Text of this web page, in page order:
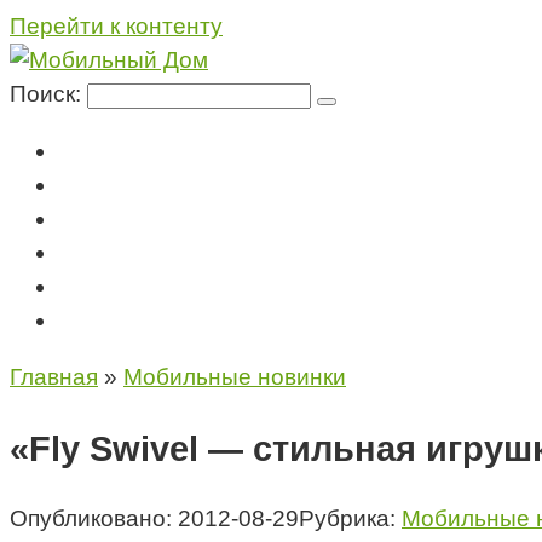
Перейти к контенту
Поиск:
Главная » Мобильные новинки
«Fly Swivel — стильная
Опубликовано: 2012-08-29Рубрика: Мобильные